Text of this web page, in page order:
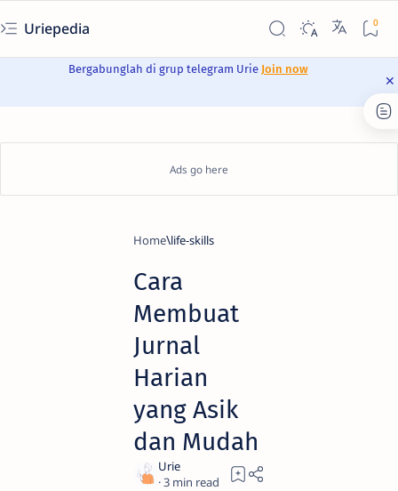
Uriepedia
Bergabunglah di grup telegram Urie Join now
Home life-skills
Cara
Membuat
Jurnal
Harian
yang Asik
dan Mudah
3